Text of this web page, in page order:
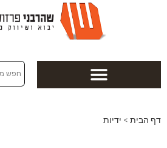
הבית>ידיות